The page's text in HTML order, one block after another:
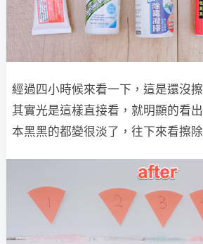
經過四小時候來看一下，這是還沒
其實光是這樣直接看，就明顯的看
本黑黑的都變很淡了，往下來看擦